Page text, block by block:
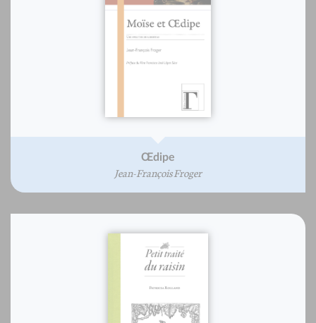
Œdipe
Jean-François Froger